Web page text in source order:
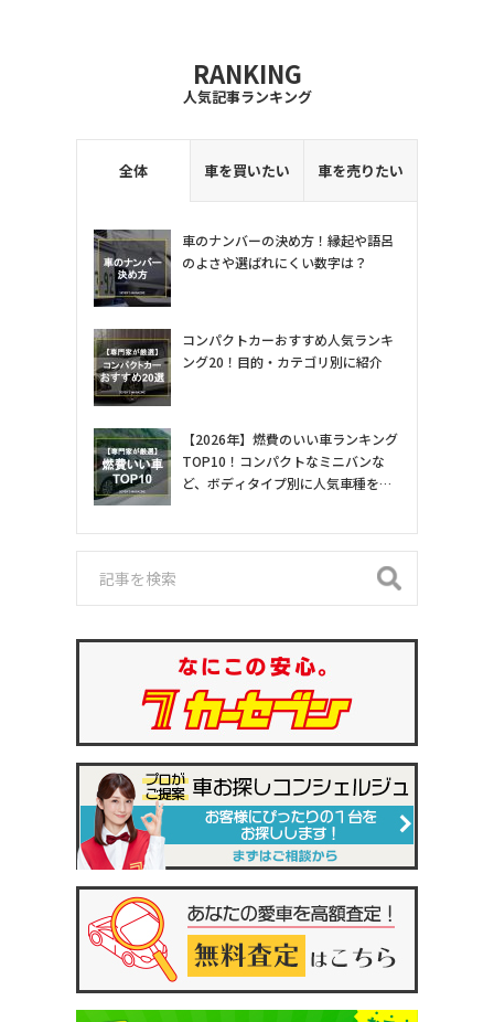
RANKING
人気記事ランキング
全体 車を買いたい 車を売りたい
車のナンバーの決め方！縁起や語呂
のよさや選ばれにくい数字は？
コンパクトカーおすすめ人気ランキ
ング20！目的・カテゴリ別に紹介
【2026年】燃費のいい車ランキング
TOP10！コンパクトなミニバンな
ど、ボディタイプ別に人気車種を専